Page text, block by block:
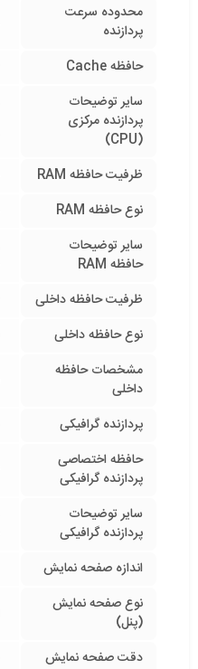
محدوده سرعت
پردازنده
حافظه Cache
سایر توضیحات
پردازنده مرکزی
(CPU)
ظرفیت حافظه RAM
نوع حافظه RAM
سایر توضیحات
حافظه RAM
ظرفیت حافظه داخلی
نوع حافظه داخلی
مشخصات حافظه
داخلی
پردازنده گرافیکی
حافظه اختصاصی
پردازنده گرافیکی
سایر توضیحات
پردازنده گرافیکی
اندازه صفحه نمایش
نوع صفحه نمایش
(پنل)
دقت صفحه نمایش